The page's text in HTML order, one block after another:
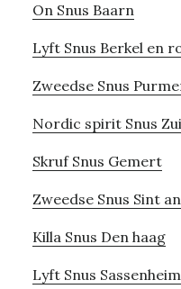
On Snus Baarn
Lyft Snus Berkel en
Zweedse Snus
Nordic spirit Snus
Skruf Snus Gemert
Zweedse Snus Sint
Killa Snus Den haag
Lyft Snus Sassenheim